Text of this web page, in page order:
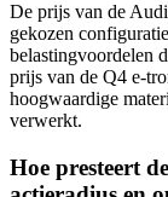
De prijs van de
gekozen
belastingvoordelen
prijs van de Q4 e-
hoogwaardige
verwerkt.
Hoe presteert